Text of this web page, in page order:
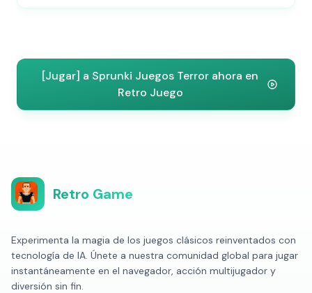
[Jugar] a Sprunki Juegos Terror ahora en
Retro Juego
Retro Game
Experimenta la magia de los juegos clásicos reinventados con
tecnología de IA. Únete a nuestra comunidad global para jugar
instantáneamente en el navegador, acción multijugador y
diversión sin fin.